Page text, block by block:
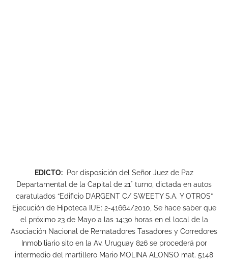
EDICTO: Por disposición del Señor Juez de Paz
Departamental de la Capital de 21° turno, dictada en autos
caratulados “Edificio D’ARGENT C/ SWEETY S.A. Y OTROS”
Ejecución de Hipoteca IUE: 2-41664/2010, Se hace saber que
el próximo 23 de Mayo a las 14:30 horas en el local de la
Asociación Nacional de Rematadores Tasadores y Corredores
Inmobiliario sito en la Av. Uruguay 826 se procederá por
intermedio del martillero Mario MOLINA ALONSO mat. 5148